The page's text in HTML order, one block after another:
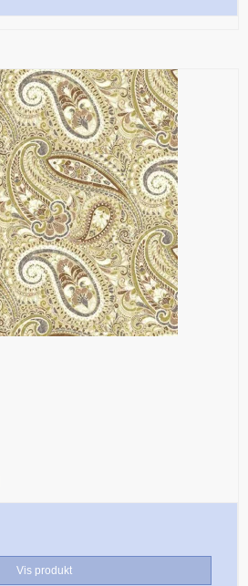
Vis produkt